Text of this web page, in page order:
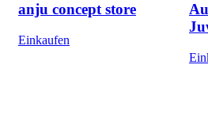
anju concept store
Einkaufen